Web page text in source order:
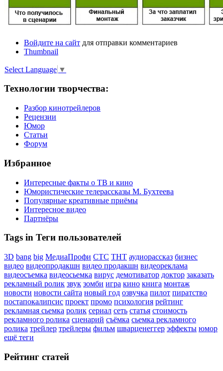
Войдите на сайт для отправки комментариев
Thumbnail
Select Language ▼
Технологии творчества:
Разбор кинотрейлеров
Рецензии
Юмор
Статьи
Форум
Избранное
Интересные факты о ТВ и кино
Юмористические телерассказы М. Бухтеева
Популярные креативные приёмы
Интересное видео
Партнёры
Tags in Теги пользователей
3D bang big МедиаПрофи СТС ТНТ аудиорассказ бизнес
видео видеопродакшн видео продакшн видеореклама
видеосъемка видеосьемка вирус демотиватор доктор заказать
рекламный ролик звук зомби игра кино книга монтаж
новости новости сайта новый год озвучка пилот пиратство
постапокалипсис проект промо психология рейтинг
рекламная сьемка ролик сериал сеть статья стоимость
рекламного ролика сценарий съёмка сьемка рекламного
ролика трейлер трейлеры фильм шварценеггер эффекты юмор
ещё теги
Рейтинг статей